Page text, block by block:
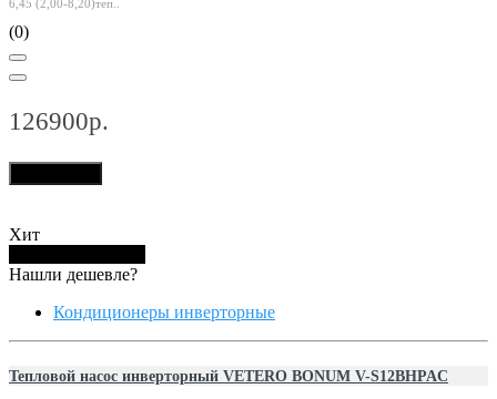
6,45 (2,00-8,20)теп..
(0)
126900р.
Хит
Нашли дешевле?
Кондиционеры инверторные
Тепловой насос инверторный VETERO BONUM V-S12BHPAC